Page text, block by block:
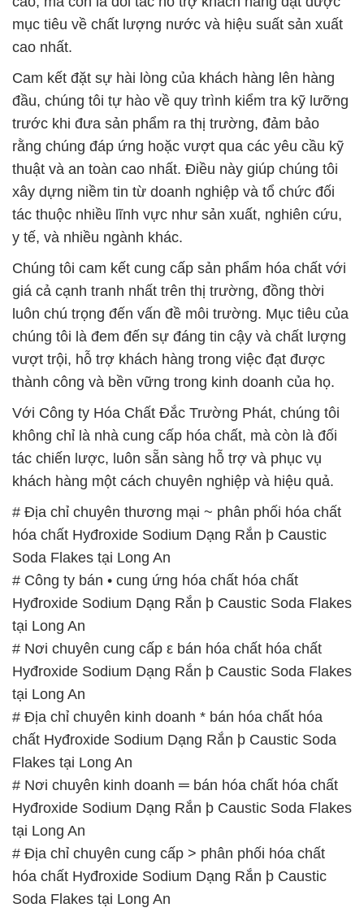
mục tiêu về chất lượng nước và hiệu suất sản xuất
cao nhất.
Cam kết đặt sự hài lòng của khách hàng lên hàng
đầu, chúng tôi tự hào về quy trình kiểm tra kỹ lưỡng
trước khi đưa sản phẩm ra thị trường, đảm bảo
rằng chúng đáp ứng hoặc vượt qua các yêu cầu kỹ
thuật và an toàn cao nhất. Điều này giúp chúng tôi
xây dựng niềm tin từ doanh nghiệp và tổ chức đối
tác thuộc nhiều lĩnh vực như sản xuất, nghiên cứu,
y tế, và nhiều ngành khác.
Chúng tôi cam kết cung cấp sản phẩm hóa chất với
giá cả cạnh tranh nhất trên thị trường, đồng thời
luôn chú trọng đến vấn đề môi trường. Mục tiêu của
chúng tôi là đem đến sự đáng tin cậy và chất lượng
vượt trội, hỗ trợ khách hàng trong việc đạt được
thành công và bền vững trong kinh doanh của họ.
Với Công ty Hóa Chất Đắc Trường Phát, chúng tôi
không chỉ là nhà cung cấp hóa chất, mà còn là đối
tác chiến lược, luôn sẵn sàng hỗ trợ và phục vụ
khách hàng một cách chuyên nghiệp và hiệu quả.
# Địa chỉ chuyên thương mại ~ phân phối hóa chất
hóa chất Hyđroxide Sodium Dạng Rắn þ Caustic
Soda Flakes tại Long An
# Công ty bán • cung ứng hóa chất hóa chất
Hyđroxide Sodium Dạng Rắn þ Caustic Soda Flakes
tại Long An
# Nơi chuyên cung cấp ε bán hóa chất hóa chất
Hyđroxide Sodium Dạng Rắn þ Caustic Soda Flakes
tại Long An
# Địa chỉ chuyên kinh doanh * bán hóa chất hóa
chất Hyđroxide Sodium Dạng Rắn þ Caustic Soda
Flakes tại Long An
# Nơi chuyên kinh doanh ═ bán hóa chất hóa chất
Hyđroxide Sodium Dạng Rắn þ Caustic Soda Flakes
tại Long An
# Địa chỉ chuyên cung cấp > phân phối hóa chất
hóa chất Hyđroxide Sodium Dạng Rắn þ Caustic
Soda Flakes tại Long An